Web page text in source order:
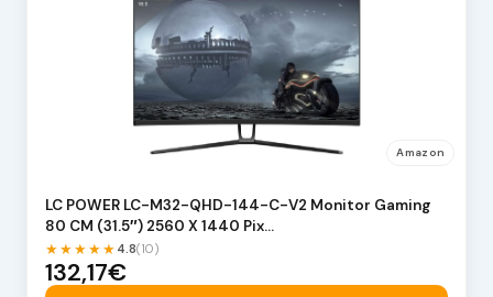
Amazon
LC POWER LC-M32-QHD-144-C-V2 Monitor Gaming
80 CM (31.5″) 2560 X 1440 Pix…
★★★★★ 4.8(10)
132,17€